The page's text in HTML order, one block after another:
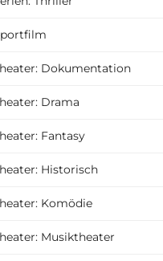
Dokumentation
Drama
Fantasy
Historisch
Komödie
Musiktheater